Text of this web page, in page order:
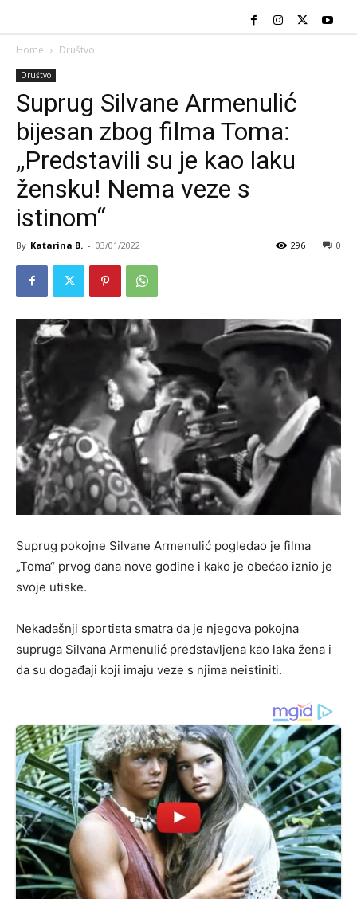
Home Društvo
Društvo
Suprug Silvane Armenulić
bijesan zbog filma Toma:
„Predstavili su je kao laku
žensku! Nema veze s
istinom“
By Katarina B. - 03/01/2022 0
296
Suprug pokojne Silvane Armenulić pogledao je filma
„Toma“ prvog dana nove godine i kako je obećao iznio je
svoje utiske.
Nekadašnji sportista smatra da je njegova pokojna
supruga Silvana Armenulić predstavljena kao laka žena i
da su događaji koji imaju veze s njima neistiniti.